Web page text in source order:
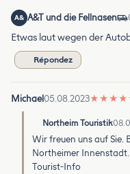
A& A&T und die Fellnasen
Etwas laut wegen der
Répondez
Michael05.08.2023★ ★ ★ ★
Northeim Touristik
Wir freuen uns auf Sie.
Northeimer
Tourist-Info